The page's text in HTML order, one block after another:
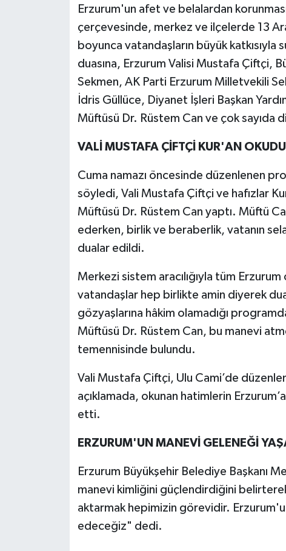
Erzurum'un afet ve belalardan
çerçevesinde, merkez ve ilçelerde 13
boyunca vatandaşların büyük
duasına, Erzurum Valisi Mustafa Çiftçi,
Sekmen, AK Parti Erzurum Milletvekili
İdris Güllüce, Diyanet İşleri Başkan
Müftüsü Dr. Rüstem Can ve çok sayıda
VALİ MUSTAFA ÇİFTÇİ KUR'AN OKUDU
Cuma namazı öncesinde düzenlenen
söyledi, Vali Mustafa Çiftçi ve hafızlar
Müftüsü Dr. Rüstem Can yaptı. Müftü
ederken, birlik ve beraberlik, vatanın
dualar edildi.
Merkezi sistem aracılığıyla tüm
vatandaşlar hep birlikte amin diyerek
gözyaşlarına hâkim olamadığı
Müftüsü Dr. Rüstem Can, bu manevi
temennisinde bulundu.
Vali Mustafa Çiftçi, Ulu Cami’de
açıklamada, okunan hatimlerin
etti.
ERZURUM'UN MANEVİ GELENEĞİ
Erzurum Büyükşehir Belediye Başkanı
manevi kimliğini güçlendirdiğini
aktarmak hepimizin görevidir.
edeceğiz" dedi.